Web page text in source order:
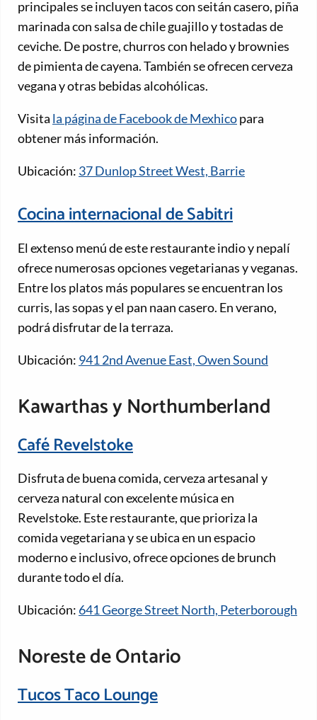
principales se incluyen tacos con seitán casero, piña
marinada con salsa de chile guajillo y tostadas de
ceviche. De postre, churros con helado y brownies
de pimienta de cayena. También se ofrecen cerveza
vegana y otras bebidas alcohólicas.
Visita la página de Facebook de Mexhicopara
obtener más información.
Ubicación: 37 Dunlop Street West, Barrie
Cocina internacional de Sabitri
El extenso menú de este restaurante indio y nepalí
ofrece numerosas opciones vegetarianas y veganas.
Entre los platos más populares se encuentran los
curris, las sopas y el pan naan casero. En verano,
podrá disfrutar de la terraza.
Ubicación: 941 2nd Avenue East, Owen Sound
Kawarthas y Northumberland
Café Revelstoke
Disfruta de buena comida, cerveza artesanal y
cerveza natural con excelente música en
Revelstoke. Este restaurante, que prioriza la
comida vegetariana y se ubica en un espacio
moderno e inclusivo, ofrece opciones de brunch
durante todo el día.
Ubicación: 641 George Street North, Peterborough
Noreste de Ontario
Tucos Taco Lounge